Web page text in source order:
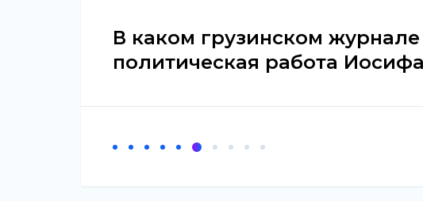
В каком грузинском
политическая работа